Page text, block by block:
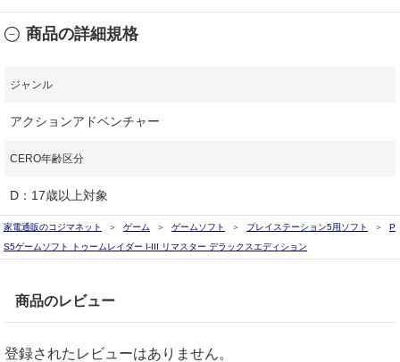
商品の詳細規格
ジャンル
アクションアドベンチャー
CERO年齢区分
D：17歳以上対象
家電通販のコジマネット ゲーム ゲームソフト プレイステーション5用ソフト
P
S5ゲームソフト トゥームレイダー I-III リマスター デラックスエディション
商品のレビュー
登録されたレビューはありません。